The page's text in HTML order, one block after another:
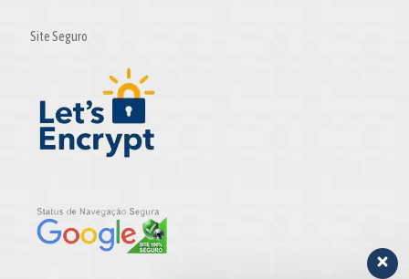
Site Seguro